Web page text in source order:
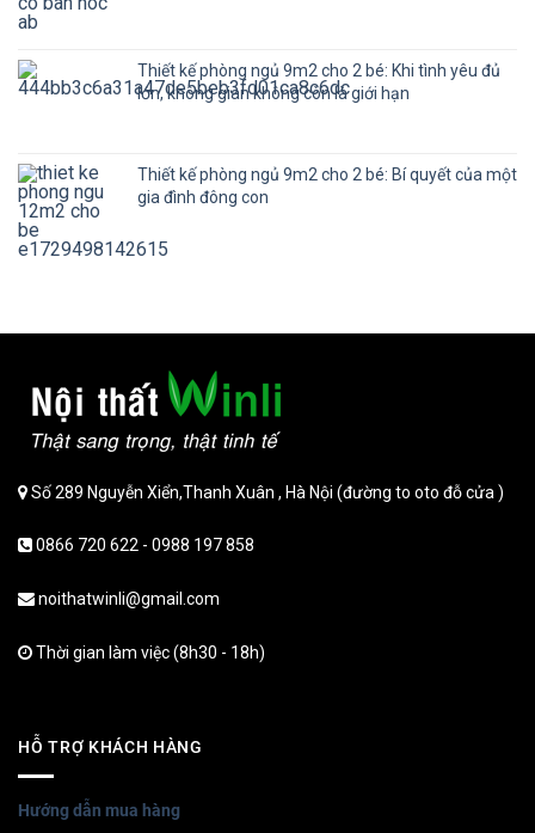
Thiết kế phòng ngủ 9m2 cho 2 bé: Khi tình yêu đủ
lớn, không gian không còn là giới hạn
Thiết kế phòng ngủ 9m2 cho 2 bé: Bí quyết của một
gia đình đông con
Số 289 Nguyễn Xiển,Thanh Xuân , Hà Nội (đường to oto đỗ cửa )
0866 720 622 - 0988 197 858
noithatwinli@gmail.com
Thời gian làm việc (8h30 - 18h)
HỖ TRỢ KHÁCH HÀNG
Hướng dẫn mua hàng